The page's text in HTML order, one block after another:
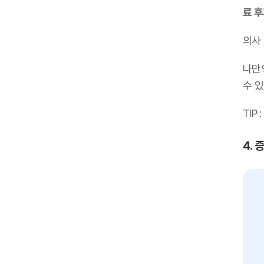
료
의
나만
수
TIP :
4.